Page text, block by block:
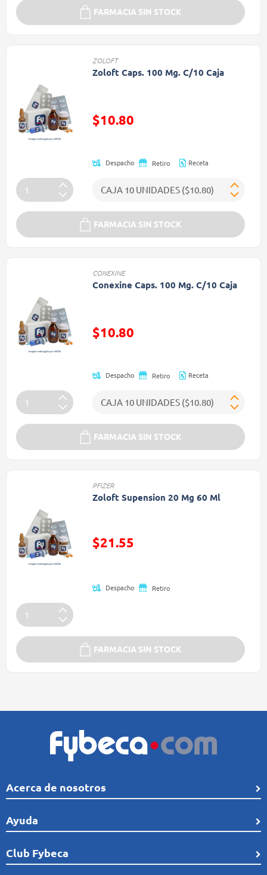
FARMACIA SIN STOCK
ZOLOFT
Zoloft Caps. 100 Mg. C/10 Caja
Precio reducido de
$10.80
Despacho Retiro Receta
FARMACIA SIN STOCK
CONEXINE
Conexine Caps. 100 Mg. C/10 Caja
Precio reducido de
$10.80
Despacho Retiro Receta
FARMACIA SIN STOCK
PFIZER
Zoloft Supension 20 Mg 60 Ml
$21.55
Despacho Retiro
FARMACIA SIN STOCK
Acerca de nosotros
Quiénes Somos
Línea de tiempo
Comunidad
Ayuda
Preguntas frecuentes
Cobertura
Club Fybeca